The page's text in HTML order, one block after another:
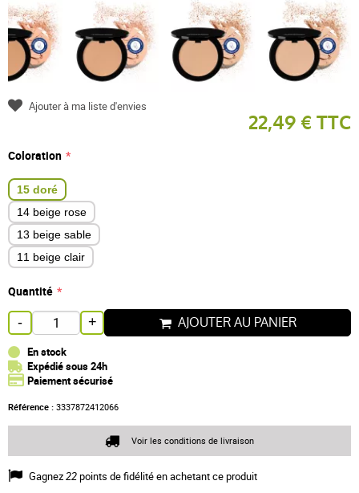
22,49 € TTC
Coloration
15 doré
14 beige rose
13 beige sable
11 beige clair
Quantité
- + AJOUTER AU PANIER
En stock
Expédié sous 24h
Paiement sécurisé
Référence : 3337872412066
Gagnez22points de fidélité en achetant ce produit
Ajouter à ma liste d'envies
Voir les conditions de livraison